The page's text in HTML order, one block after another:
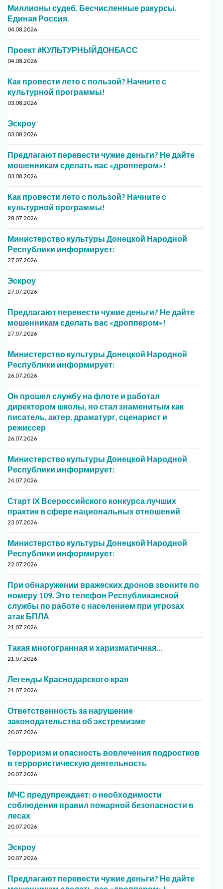
Миллионы судеб. Бесчисленные ракурсы.
Единая Россия.
04.08.2026
Проект #КУЛЬТУРНЫЙДОНБАСС
04.08.2026
Как провести лето с пользой? Начните с
культурной программы!
03.08.2026
Эскроу
03.08.2026
Предлагают перевести чужие деньги? Не дайте
мошенникам сделать вас «дроппером»!
03.08.2026
Как провести лето с пользой? Начните с
культурной программы!
28.07.2026
Министерство культуры Донецкой Народной
Республики информирует:
27.07.2026
Эскроу
27.07.2026
Предлагают перевести чужие деньги? Не дайте
мошенникам сделать вас «дроппером»!
27.07.2026
Министерство культуры Донецкой Народной
Республики информирует:
26.07.2026
Он прошел службу на флоте и работал
директором школы, но стал знаменитым как
писатель, актер, драматург, сценарист и
режиссер
26.07.2026
Министерство культуры Донецкой Народной
Республики информирует:
24.07.2026
Старт IX Всероссийского конкурса лучших
практик в сфере национальных отношений
23.07.2026
Министерство культуры Донецкой Народной
Республики информирует:
22.07.2026
При обнаружении вражеских дронов звоните по
номеру 109. Это телефон Республиканской
службы по работе с населением при угрозах
атак БПЛА
21.07.2026
Такая многогранная и харизматичная…
21.07.2026
Легенды Краснодарского края
21.07.2026
Ответственность за нарушение
законодательства об экстремизме
20.07.2026
Терроризм и опасность вовлечения подростков
в террористическую деятельность
20.07.2026
МЧС предупреждает: о необходимости
соблюдения правил пожарной безопасности в
лесах
20.07.2026
Эскроу
20.07.2026
Предлагают перевести чужие деньги? Не дайте